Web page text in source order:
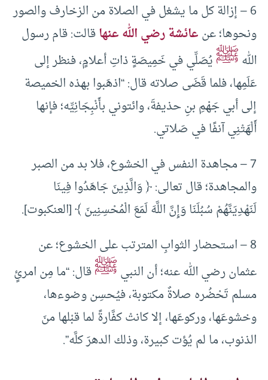
6 – إزالة كل ما يشغل في الصلاة من الزخارف والصور
ونحوها؛ عنعائشة رضي الله عنهاقالت: قام رسول
اللهﷺيُصَلِّي في خَمِيصَةٍ ذاتِ أعلامٍ، فنظر إلى
عَلَمِها، فلما قَضَى صلاته قال: “اذهَبوا بهذه الخميصة
إلى أبي جَهْمِ بنِ حذيفةَ، وائتوني بأَنْبِجَانِيِّه؛ فإنها
أَلْهَتْنِي آنفًا في صَلاتي.
7 – مجاهدة النفس في الخشوع، فلا بد من الصبر
والمجاهدة؛ قال تعالى: ﴿ وَالَّذِينَ جَاهَدُوا فِينَا
لَنَهْدِيَنَّهُمْ سُبُلَنَا وَإِنَّ اللَّهَ لَمَعَ الْمُحْسِنِينَ ﴾ [العنكبوت].
8 – استحضار الثوابِ المترتب على الخشوع؛ عن
عثمان رضي الله عنه؛ أن النبيﷺقال: “ما مِن امرئٍ
مسلم تَحْضُره صلاةٌ مكتوبة، فيُحسِن وضوءها،
وخشوعَها، وركوعَها، إلا كانتْ كفَّارةً لما قبْلها منَ
الذنوب، ما لم يُؤت كبيرة، وذلك الدهرَ كلَّه”.